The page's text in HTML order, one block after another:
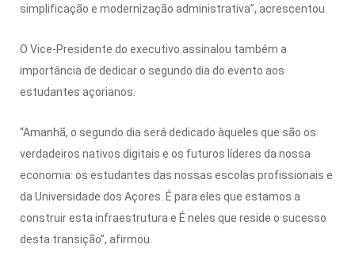
simplificação e modernização administrativa”, acrescentou.
O Vice-Presidente do executivo assinalou também a
importância de dedicar o segundo dia do evento aos
estudantes açorianos.
“Amanhã, o segundo dia será dedicado àqueles que são os
verdadeiros nativos digitais e os futuros líderes da nossa
economia: os estudantes das nossas escolas profissionais e
da Universidade dos Açores. É para eles que estamos a
construir esta infraestrutura e É neles que reside o sucesso
desta transição”, afirmou.